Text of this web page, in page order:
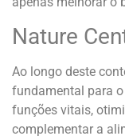
Nature
Ao longo deste
fundamental para
funções vitais,
complementar a